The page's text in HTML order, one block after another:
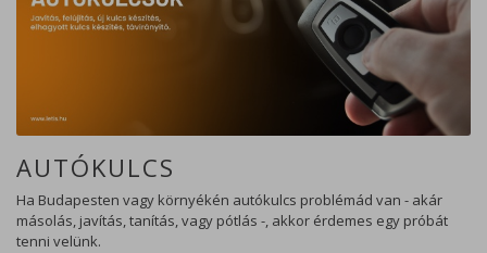
AUTÓKULCS
Ha Budapesten vagy környékén autókulcs problémád van - akár
másolás, javítás, tanítás, vagy pótlás -, akkor érdemes egy próbát
tenni velünk.